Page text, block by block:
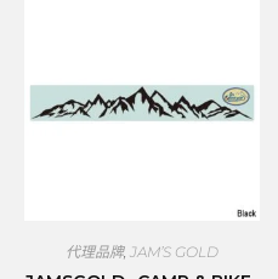
代理品牌, JAM’S GOLD